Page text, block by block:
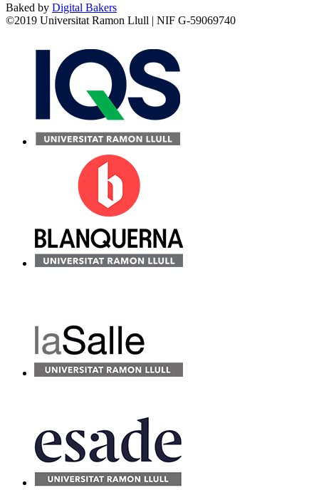
Baked by Digital Bakers
©2019 Universitat Ramon Llull | NIF G-59069740